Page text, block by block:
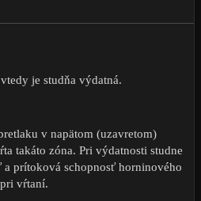
je studňa výdatná.
v napätom (uzavretom)
takáto zóna. Pri výdatnosti studne
prítoková schopnosť horninového
vŕtaní.